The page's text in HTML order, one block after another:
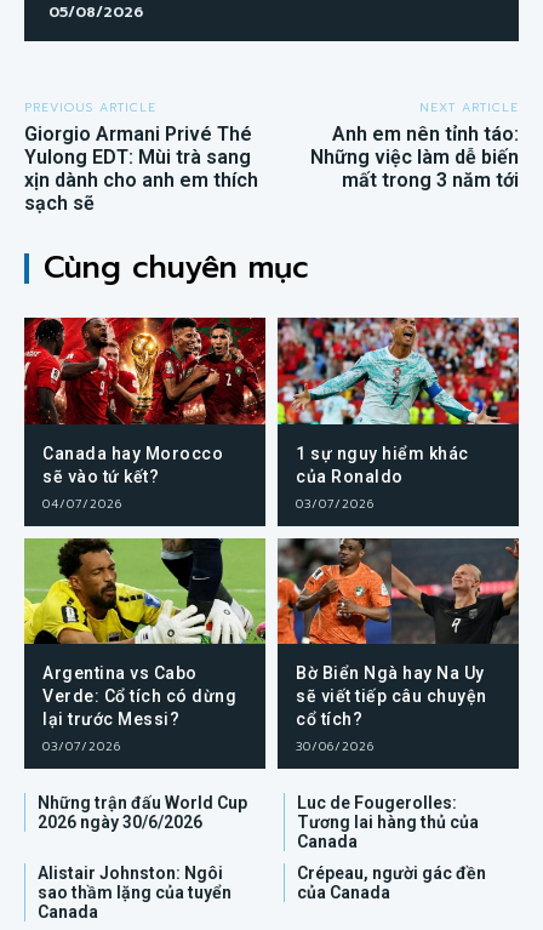
05/08/2026
PREVIOUS ARTICLE
Giorgio Armani Privé Thé
Yulong EDT: Mùi trà sang
xịn dành cho anh em thích
sạch sẽ
NEXT ARTICLE
Anh em nên tỉnh táo:
Những việc làm dễ biến
mất trong 3 năm tới
Cùng chuyên mục
Canada hay Morocco
sẽ vào tứ kết?
04/07/2026
1 sự nguy hiểm khác
của Ronaldo
03/07/2026
Argentina vs Cabo
Verde: Cổ tích có dừng
lại trước Messi?
03/07/2026
Bờ Biển Ngà hay Na Uy
sẽ viết tiếp câu chuyện
cổ tích?
30/06/2026
Những trận đấu World Cup
2026 ngày 30/6/2026
Luc de Fougerolles:
Tương lai hàng thủ của
Canada
Alistair Johnston: Ngôi
sao thầm lặng của tuyển
Canada
Crépeau, người gác đền
của Canada